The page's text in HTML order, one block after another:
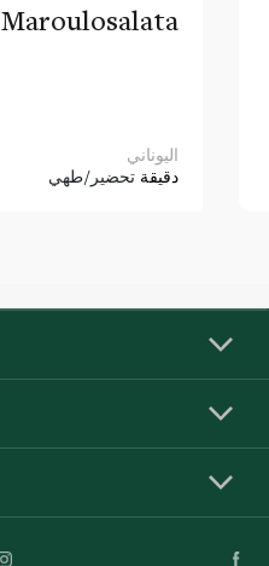
Maroulosalata
اليوناني
دقيقة تحضير/طهي